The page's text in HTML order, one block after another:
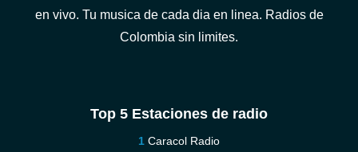
en vivo. Tu musica de cada dia en linea. Radios de
Colombia sin limites.
Top 5 Estaciones de radio
Caracol Radio